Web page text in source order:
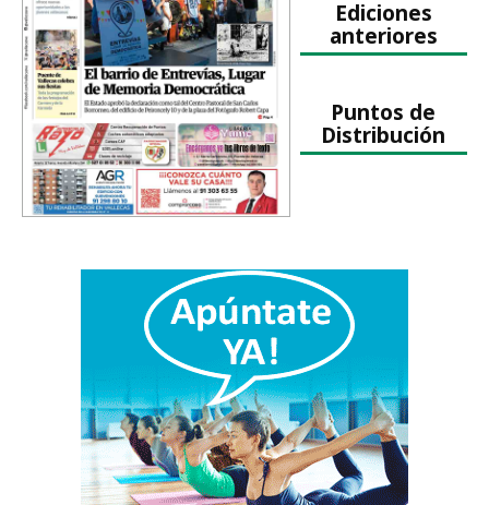
Ediciones
anteriores
Puntos de
Distribución